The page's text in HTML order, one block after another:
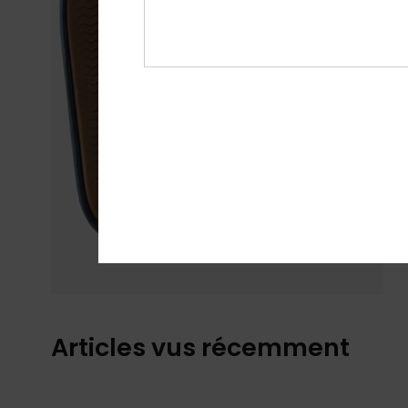
Articles vus récemment